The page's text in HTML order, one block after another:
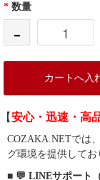
* 数量
-
カートへ入
【安心・迅速・高
COZAKA.NETでは
グ環境を提供してお
■ 💬 LINEサポート（